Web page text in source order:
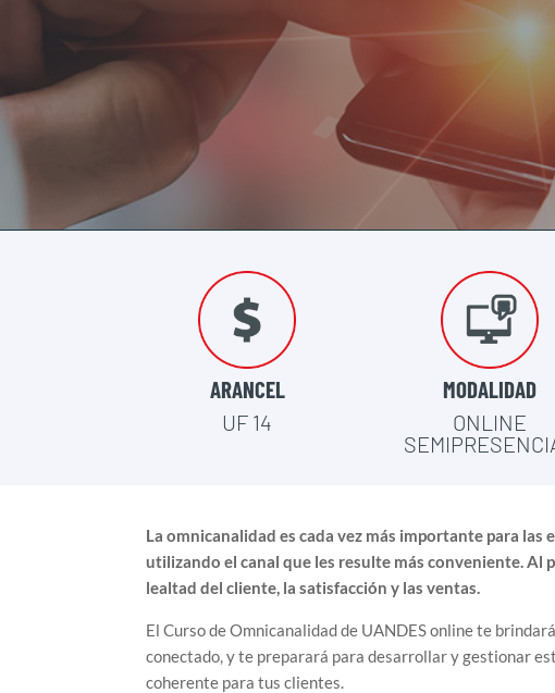
ARANCEL
UF 14
MODALIDAD
ONLINE
La omnicanalidad es cada vez más importante para
utilizando el canal que les resulte más conveniente. Al
lealtad del cliente, la satisfacción y las ventas.
El Curso de Omnicanalidad de UANDES online te
conectado, y te preparará para desarrollar y gestionar
coherente para tus clientes.